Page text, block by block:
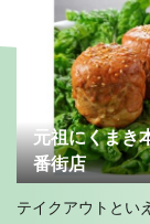
元祖にくま
番街店
テイクアウトとい